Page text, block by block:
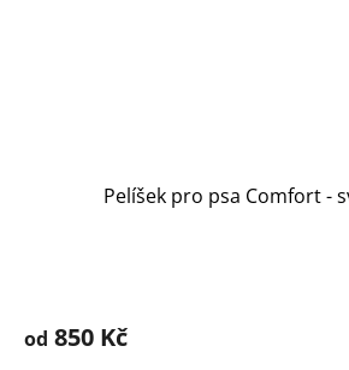
Pelíšek pro psa Comfort -
od 850 Kč